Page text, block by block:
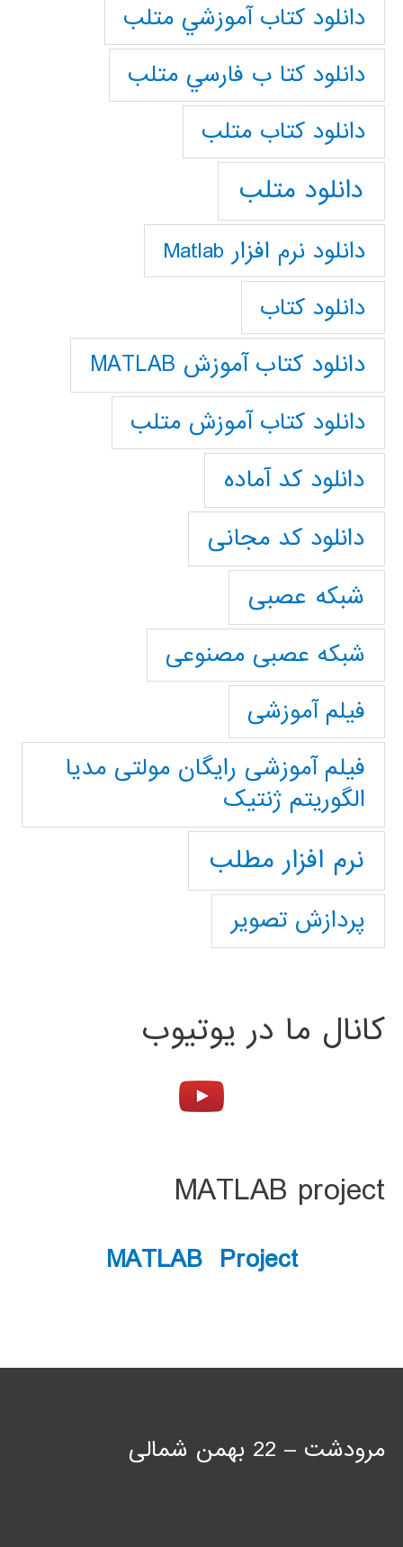
دانلود كتاب آموزشي متلب
دانلود كتا ب فارسي متلب
دانلود كتاب متلب
دانلود متلب
دانلود نرم افزار Matlab
دانلود کتاب
دانلود کتاب آموزش MATLAB
دانلود کتاب آموزش متلب
دانلود کد آماده
دانلود کد مجانی
شبکه عصبی
شبکه عصبی مصنوعی
فیلم آموزشی
فیلم آموزشی رایگان مولتی مدیا
الگوریتم ژنتیک
نرم افزار مطلب
پردازش تصویر
کانال ما در یوتیوب
MATLAB project
MATLAB Project
مرودشت – 22 بهمن شمالی